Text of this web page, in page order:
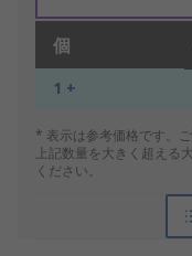
個
1 +
* 表示は参考価格です。
上記数量を大きく超える
ください。